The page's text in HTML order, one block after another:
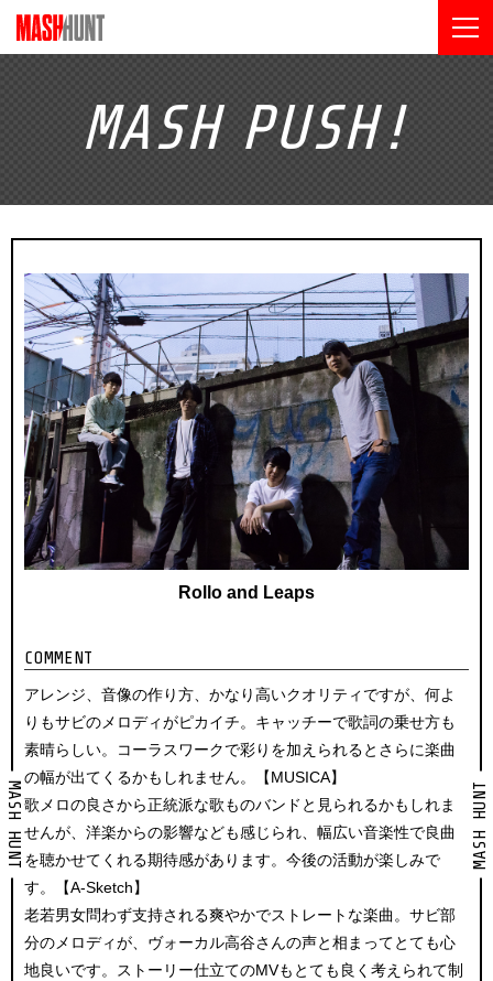
MASH PUSH!
MASH HUNT MASH HUNT
Rollo and Leaps
COMMENT
アレンジ、音像の作り方、かなり高いクオリティですが、何よ
りもサビのメロディがピカイチ。キャッチーで歌詞の乗せ方も
素晴らしい。コーラスワークで彩りを加えられるとさらに楽曲
の幅が出てくるかもしれません。【MUSICA】
歌メロの良さから正統派な歌ものバンドと見られるかもしれま
せんが、洋楽からの影響なども感じられ、幅広い音楽性で良曲
を聴かせてくれる期待感があります。今後の活動が楽しみで
す。【A-Sketch】
老若男女問わず支持される爽やかでストレートな楽曲。サビ部
分のメロディが、ヴォーカル高谷さんの声と相まってとても心
地良いです。ストーリー仕立てのMVもとても良く考えられて制